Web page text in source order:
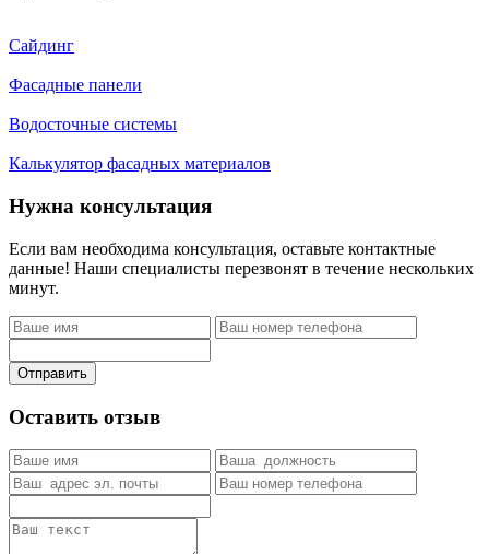
Сайдинг
Фасадные панели
Водосточные системы
Калькулятор фасадных материалов
Нужна консультация
Если вам необходима консультация, оставьте контактные
данные! Наши специалисты перезвонят в течение нескольких
минут.
Отправить
Оставить отзыв